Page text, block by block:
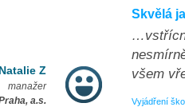
Natalie Z
manažer
a.s.
Skvělá
všem
Vyjádření